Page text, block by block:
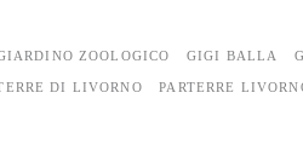
ZOOLOGICO GIGI BALLA
DI LIVORNO PARTERRE